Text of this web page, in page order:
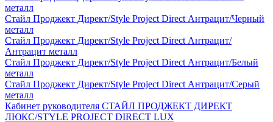
металл
Стайл Проджект Директ/Style Project Direct Антрацит/Черный
металл
Стайл Проджект Директ/Style Project Direct Антрацит/
Антрацит металл
Стайл Проджект Директ/Style Project Direct Антрацит/Белый
металл
Стайл Проджект Директ/Style Project Direct Антрацит/Серый
металл
Кабинет руководителя СТАЙЛ ПРОДЖЕКТ ДИРЕКТ
ЛЮКС/STYLE PROJECT DIRECT LUX